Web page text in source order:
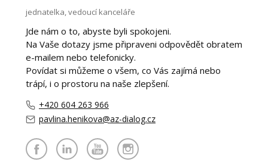
jednatelka, vedoucí kanceláře
Jde nám o to, abyste byli spokojeni.
Na Vaše dotazy jsme připraveni odpovědět obratem
e-mailem nebo telefonicky.
Povídat si můžeme o všem, co Vás zajímá nebo
trápí, i o prostoru na naše zlepšení.
+420 604 263 966
pavlina.henikova@az-dialog.cz